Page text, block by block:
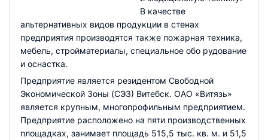
В качестве
альтернативных видов продукции в стенах
предприятия производятся также пожарная техника,
мебель, стройматериалы, специальное обо рудование
и оснастка.
Предприятие является резидентом Свободной
Экономической Зоны (СЭЗ) Витебск. ОАО «Витязь»
является крупным, многопрофильным предприятием.
Предприятие расположено на пяти производственных
площадках, занимает площадь 515,5 тыс. кв. м. и 51,5